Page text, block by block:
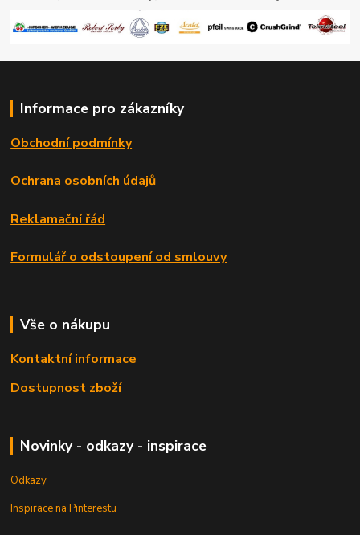
Informace pro zákazníky
Obchodní podmínky
Ochrana osobních údajů
Reklamační řád
Formulář o odstoupení od smlouvy
Vše o nákupu
Kontaktní informace
Dostupnost zboží
Novinky - odkazy - inspirace
Odkazy
Inspirace na Pinterestu